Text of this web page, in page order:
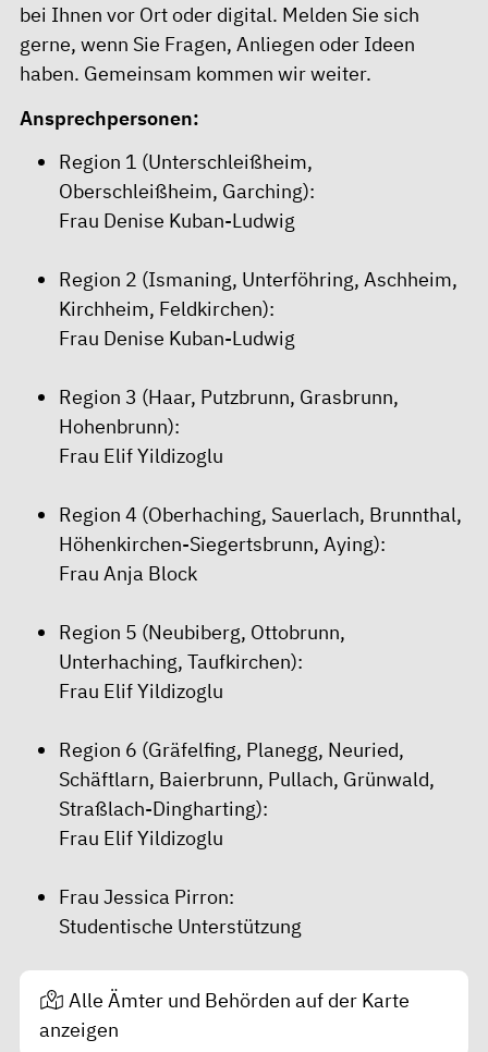
bei Ihnen vor Ort oder digital. Melden Sie sich
gerne, wenn Sie Fragen, Anliegen oder Ideen
haben. Gemeinsam kommen wir weiter.
Ansprechpersonen:
Region 1 (Unterschleißheim,
Oberschleißheim, Garching):
Frau Denise Kuban-Ludwig
Region 2 (Ismaning, Unterföhring, Aschheim,
Kirchheim, Feldkirchen):
Frau Denise Kuban-Ludwig
Region 3 (Haar, Putzbrunn, Grasbrunn,
Hohenbrunn):
Frau Elif Yildizoglu
Region 4 (Oberhaching, Sauerlach, Brunnthal,
Höhenkirchen-Siegertsbrunn, Aying):
Frau Anja Block
Region 5 (Neubiberg, Ottobrunn,
Unterhaching, Taufkirchen):
Frau Elif Yildizoglu
Region 6 (Gräfelfing, Planegg, Neuried,
Schäftlarn, Baierbrunn, Pullach, Grünwald,
Straßlach-Dingharting):
Frau Elif Yildizoglu
Frau Jessica Pirron:
Studentische Unterstützung
Alle Ämter und Behörden auf der Karte
anzeigen